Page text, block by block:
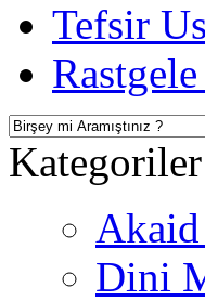
Tefsir
Kategoriler
Dini